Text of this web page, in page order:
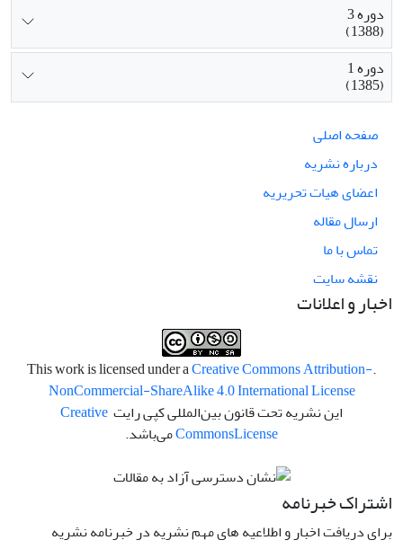
دوره 3
(1388)
دوره 1
(1385)
صفحه اصلی
درباره نشریه
اعضای هیات تحریریه
ارسال مقاله
تماس با ما
نقشه سایت
اخبار و اعلانات
.This work is licensed under a
Creative Commons Attribution-
NonCommercial-ShareAlike 4.0 International License
این نشریه تحت قانون بین‌المللی کپی رایت Creative
CommonsLicense می‌باشد.
اشتراک خبرنامه
برای دریافت اخبار و اطلاعیه های مهم نشریه در خبرنامه نشریه